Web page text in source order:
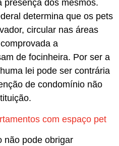
presença dos mesmos.
determina que os pets
circular nas áreas
a
de focinheira. Por ser a
lei pode ser contrária
de condomínio não
com espaço pet
não pode obrigar